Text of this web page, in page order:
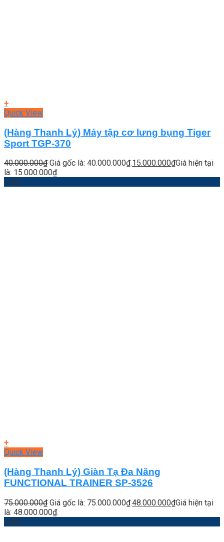
+
Quick View
(Hàng Thanh Lý) Máy tập cơ lưng bụng Tiger
Sport TGP-370
40.000.000₫ Giá gốc là: 40.000.000₫.15.000.000₫Giá hiện tại
là: 15.000.000₫.
-36%
+
Quick View
(Hàng Thanh Lý) Giàn Tạ Đa Năng
FUNCTIONAL TRAINER SP-3526
75.000.000₫ Giá gốc là: 75.000.000₫.48.000.000₫Giá hiện tại
là: 48.000.000₫.
-50%